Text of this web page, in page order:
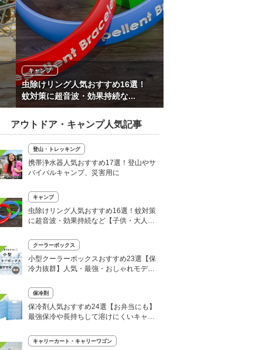
キャンプ
虫除けリング人気おすすめ16選！
蚊対策に超音波・効果持続な...
アウトドア・キャンプ人気記事
登山・トレッキング
携帯浄水器人気おすすめ17選！登山やサ
バイバルキャンプ、災害用に
キャンプ
虫除けリング人気おすすめ16選！蚊対策
に超音波・効果持続など【子供・大人用
クーラーボックス
小型クーラーボックスおすすめ23選【保
冷力抜群】人気・最強・おしゃれモデル
保冷剤
保冷剤人気おすすめ24選【お弁当にも】
最強保冷や長持ちして溶けにくいキャン
キャリーカート・キャリーワゴン